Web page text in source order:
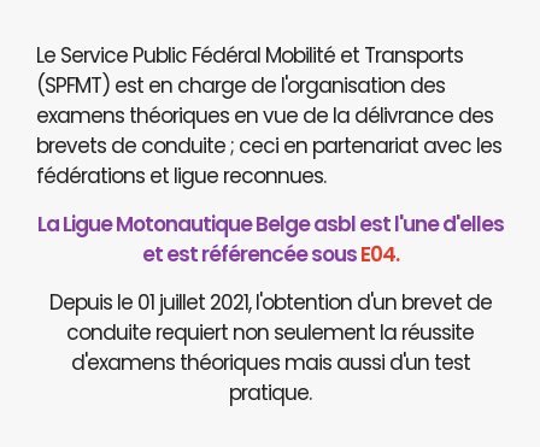
Le Service Public Fédéral Mobilité et Transports
(SPFMT) est en charge de l'organisation des
examens théoriques en vue de la délivrance des
brevets de conduite ; ceci en partenariat avec les
fédérations et ligue reconnues.
La Ligue Motonautique Belge asbl est l'une d'elles
et est référencée sousE04.
Depuis le 01 juillet 2021, l'obtention d'un brevet de
conduite requiert non seulement la réussite
d'examens théoriques mais aussi d'un test
pratique.